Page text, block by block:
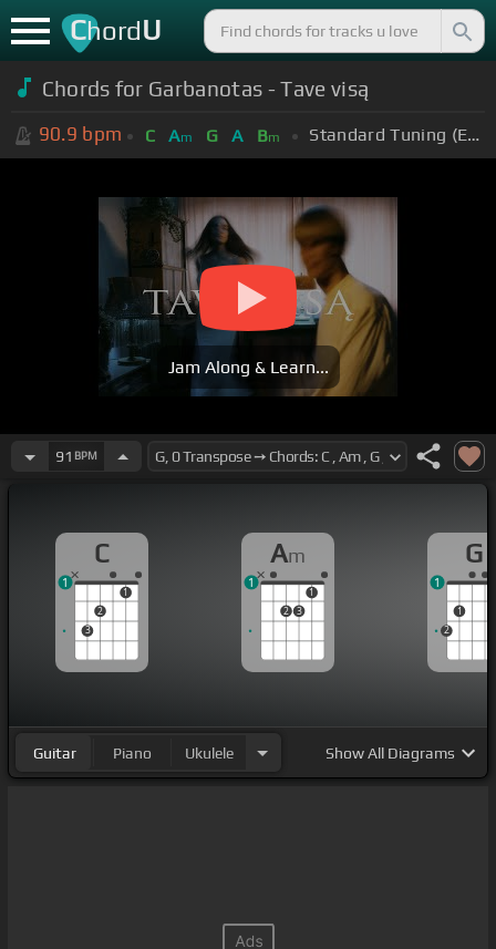
ChordU
Chords for Garbanotas - Tave visą
90.9 bpm C Am G A Bm Standard Tuning (EADGBE)
Jam Along & Learn...
91 BPM
C
3
2
1
1
Am
2 3
1
1
G
2
1
1
Guitar Piano Ukulele ShowAll Diagrams